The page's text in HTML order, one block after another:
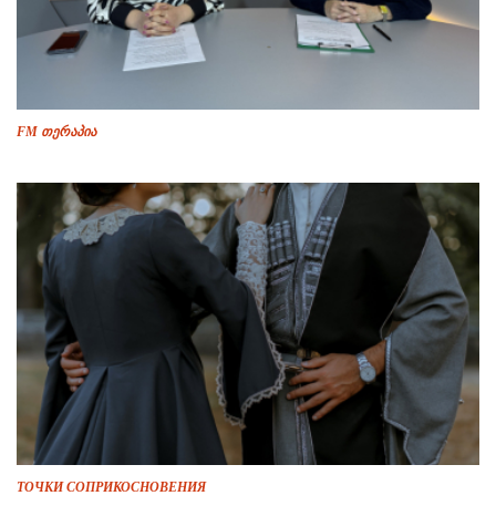
FM თერაპია
ТОЧКИ СОПРИКОСНОВЕНИЯ